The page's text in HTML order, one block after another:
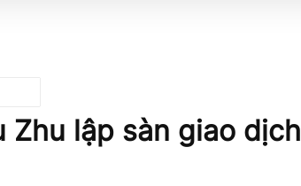
Zhu lập sàn giao dịch